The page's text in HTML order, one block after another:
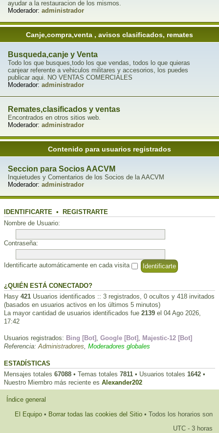
ayudar a la restauracion de los mismos.
Moderador: administrador
Canje,compra,venta , avisos clasificados, remates
Busqueda,canje y Venta
Todo los que busques,todo los que vendas, todos lo que quieras
canjear referente a vehiculos militares y accesorios, los puedes
publicar aqui. NO VENTAS COMERCIALES
Moderador: administrador
Remates,clasificados y ventas
Encontrados en otros sitios web.
Moderador: administrador
Contenido para usuarios registrados
Seccion para Socios AACVM
Inquietudes y Comentarios de los Socios de la AACVM
Moderador: administrador
IDENTIFICARTE • REGISTRARTE
Nombre de Usuario:
Contraseña:
Identificarte automáticamente en cada visita
¿QUIÉN ESTÁ CONECTADO?
Hasy 421 Usuarios identificados :: 3 registrados, 0 ocultos y 418 invitados
(basados en usuarios activos en los últimos 5 minutos)
La mayor cantidad de usuarios identificados fue 2139 el 04 Ago 2026,
17:42
Usuarios registrados: Bing [Bot] Google [Bot] Majestic-12 [Bot]
Referencia: Administradores Moderadores globales
ESTADÍSTICAS
Mensajes totales 67088 • Temas totales 7811 • Usuarios totales 1642 •
Nuestro Miembro más reciente es Alexander202
Índice general
El Equipo • Borrar todas las cookies del Sitio • Todos los horarios son
UTC - 3 horas